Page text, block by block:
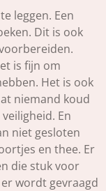
leggen. Een
Dit is ook
is fijn om
Het is ook
niemand koud
En
niet gesloten
en thee. Er
die stuk voor
wordt gevraagd